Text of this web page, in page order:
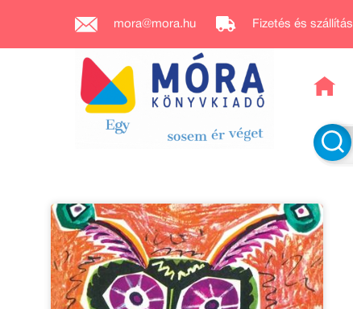
mora@mora.hu Fizetés és szállítás